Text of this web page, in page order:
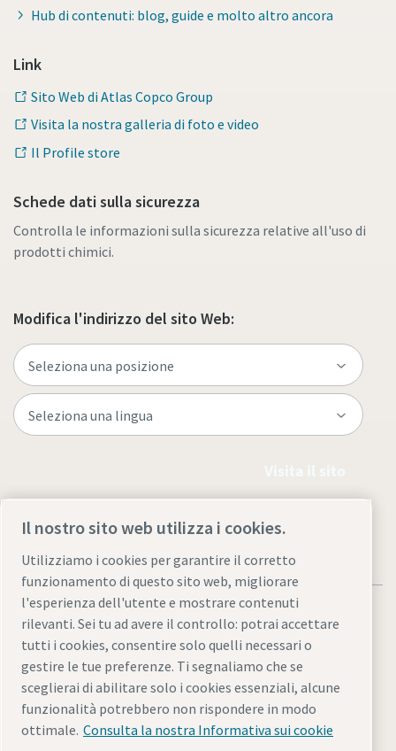
Hub di contenuti: blog, guide e molto altro ancora
Link
Sito Web di Atlas Copco Group
Visita la nostra galleria di foto e video
Il Profile store
Schede dati sulla sicurezza
Controlla le informazioni sulla sicurezza relative all'uso di
prodotti chimici.
Modifica l'indirizzo del sito Web:
Note legali e informativa sulla privacy
Gestione preferenze cookiesAccessibilitàMappa del sito
© 2026 Atlas Copco
Il nostro sito web utilizza i cookies.
Utilizziamo i cookies per garantire il corretto
funzionamento di questo sito web, migliorare
l'esperienza dell'utente e mostrare contenuti
rilevanti. Sei tu ad avere il controllo: potrai accettare
tutti i cookies, consentire solo quelli necessari o
gestire le tue preferenze. Ti segnaliamo che se
sceglierai di abilitare solo i cookies essenziali, alcune
funzionalità potrebbero non rispondere in modo
ottimale. Consulta la nostra Informativa sui cookie